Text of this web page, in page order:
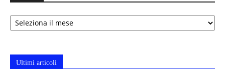
Archivi
Ultimi articoli